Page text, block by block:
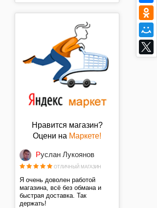
Нравится магазин?
Оцени на Маркете!
Руслан Лукоянов
ОТЛИЧНЫЙ МАГАЗИН
Я очень доволен работой
магазина, всё без обмана и
быстрая доставка. Так
держать!